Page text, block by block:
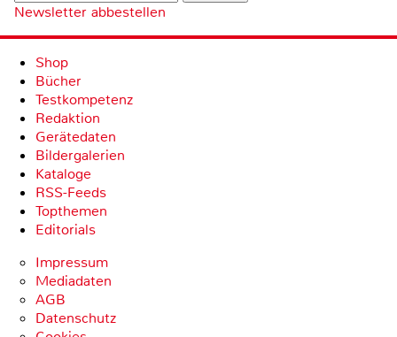
Newsletter abbestellen
Shop
Bücher
Testkompetenz
Redaktion
Gerätedaten
Bildergalerien
Kataloge
RSS-Feeds
Topthemen
Editorials
Impressum
Mediadaten
AGB
Datenschutz